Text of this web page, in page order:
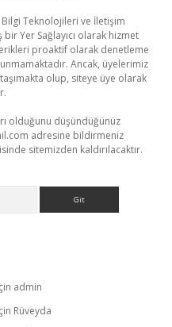
Bilgi Teknolojileri ve İletişim
Yer Sağlayıcı olarak hizmet
proaktif olarak denetleme
Ancak, üyelerimiz
olup, siteye üye olarak
olduğunu düşündüğünüz
adresine bildirmeniz
sitemizden kaldırılacaktır.
admin
Rüveyda